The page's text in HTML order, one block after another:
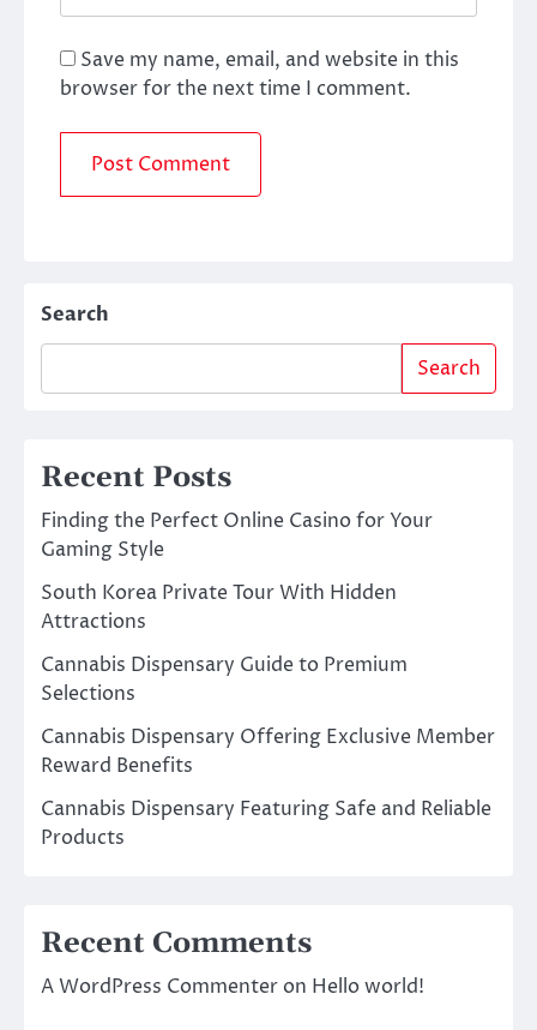
Save my name, email, and website in this
browser for the next time I comment.
Search
Search
Recent Posts
Finding the Perfect Online Casino for Your
Gaming Style
South Korea Private Tour With Hidden
Attractions
Cannabis Dispensary Guide to Premium
Selections
Cannabis Dispensary Offering Exclusive Member
Reward Benefits
Cannabis Dispensary Featuring Safe and Reliable
Products
Recent Comments
A WordPress Commenter on Hello world!